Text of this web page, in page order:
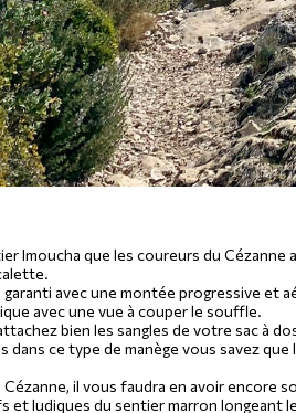
Imoucha que les coureurs du
avec une montée progressive et
avec une vue à couper le souffle.
bien les sangles de votre sac à
dans ce type de manège vous savez que
il vous faudra en avoir encore
et ludiques du sentier marron longeant